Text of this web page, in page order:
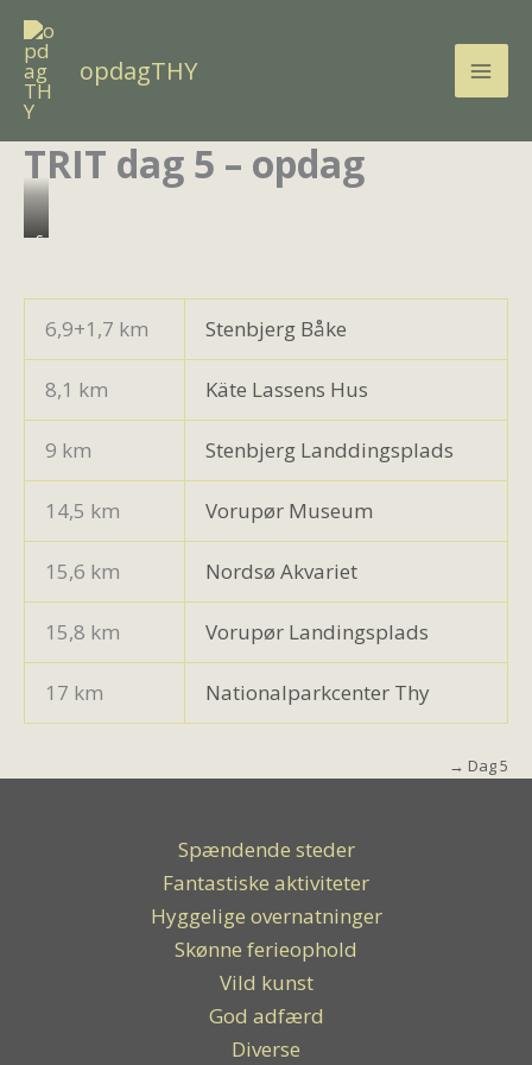
Gå
indholdetopdagTHY
TRIT dag 5 – opdag
s
6,9+1,7 km Stenbjerg Båke
8,1 km Käte Lassens Hus
9 km Stenbjerg Landdingsplads
14,5 km Vorupør Museum
15,6 km Nordsø Akvariet
15,8 km Vorupør Landingsplads
17 km Nationalparkcenter Thy
→ Dag 5
Spændende steder
Fantastiske aktiviteter
Hyggelige overnatninger
Skønne ferieophold
Vild kunst
God adfærd
Diverse